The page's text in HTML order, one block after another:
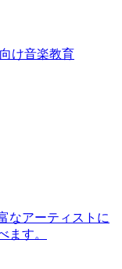
け音楽教育
なアーティストに
ます。